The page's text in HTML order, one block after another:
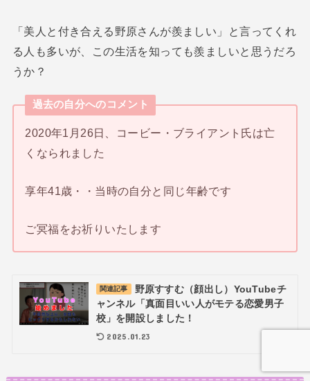
「美人と付き合える野原さんが羨ましい」と言ってくれ
る人も多いが、この生活を知っても羨ましいと思うだろ
うか？
過去の自分へのコメント
2020年1月26日、コービー・ブライアント氏は亡
くなられました
享年41歳・・当時の自分と同じ年齢です
ご冥福をお祈りいたします
関連記事
野原すすむ（顔出し）YouTubeチ
ャンネル「真面目いい人がモテる恋愛男子
校」を開設しました！
2025.01.23